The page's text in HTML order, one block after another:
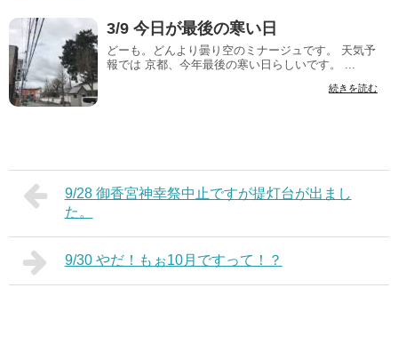
3/9 今日が最後の寒い日
どーも。どんより曇り空のミナージュです。 天気予
報では 京都、今年最後の寒い日らしいです。 ...
続きを読む
9/28 御香宮神幸祭中止ですが提灯台が出まし
た。
9/30 やだ！もぉ10月ですって！？